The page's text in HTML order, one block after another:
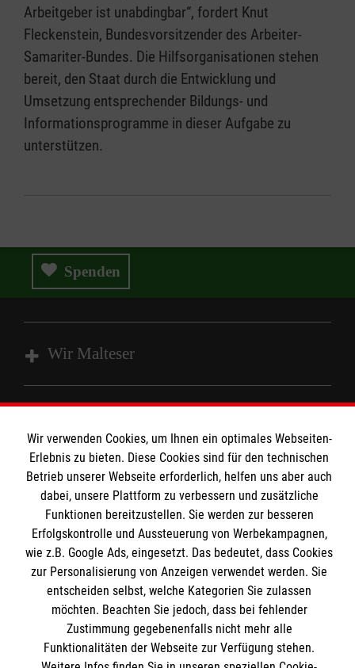
Arbeitgeber ist unabdingbar“, fordert Knut
Fleckenstein, Bundesvorsitzender des Arbeiter-
Samariter-Bundes. Die Hilfsorganisationen stehen
bereit, den Staat durch die Entwicklung und
Umsetzung entsprechender Bildungs- und
Informationsprogramme in dieser Aufgabe zu
unterstützen.
Spenden
Wir Malteser
Spenden und Helfen
Angebote und Leistungen
Unsere Kurse
Mitarbeiten
Wir Malteser
Informationen
Kontakt
Pressestelle
Impressum
Datenschutz
Malteser online
Malteserorden
Malteser Jugend
Malteser International
Sharepoint
Spendenkonto
Wir verwenden Cookies, um Ihnen ein optimales Webseiten-
Erlebnis zu bieten. Diese Cookies sind für den technischen
Betrieb unserer Webseite erforderlich, helfen uns aber auch
dabei, unsere Plattform zu verbessern und zusätzliche
Funktionen bereitzustellen. Sie werden zur besseren
Erfolgskontrolle und Aussteuerung von Werbekampagnen,
wie z.B. Google Ads, eingesetzt. Das bedeutet, dass Cookies
zur Personalisierung von Anzeigen verwendet werden. Sie
entscheiden selbst, welche Kategorien Sie zulassen
möchten. Beachten Sie jedoch, dass bei fehlender
Zustimmung gegebenenfalls nicht mehr alle
Funktionalitäten der Webseite zur Verfügung stehen.